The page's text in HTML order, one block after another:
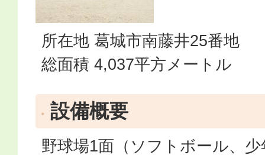
所在地 葛城市南藤井25番地
総面積 4,037平方メートル
設備概要
野球場1面（ソフトボール、